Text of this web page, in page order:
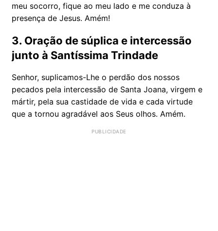
meu socorro, fique ao meu lado e me conduza à
presença de Jesus. Amém!
3. Oração de súplica e intercessão
junto à Santíssima Trindade
Senhor, suplicamos-Lhe o perdão dos nossos
pecados pela intercessão de Santa Joana, virgem e
mártir, pela sua castidade de vida e cada virtude
que a tornou agradável aos Seus olhos. Amém.